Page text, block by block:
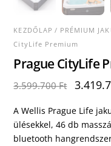
KEZDŐLAP / PRÉMIUM
CityLife Premium
Prague CityLife
3.599.700Ft
was:
A Wellis Prague Life
ülésekkel, 46 db
bluetooth